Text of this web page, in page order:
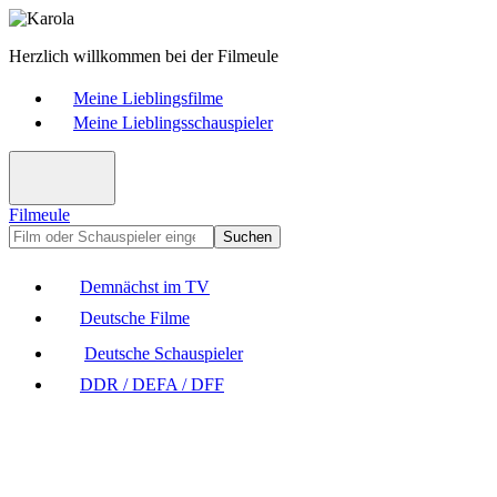
Herzlich willkommen bei der Filmeule
Meine Lieblingsfilme
Meine Lieblingsschauspieler
Filmeule
Suchen
Demnächst im TV
Deutsche Filme
Deutsche Schauspieler
DDR / DEFA / DFF